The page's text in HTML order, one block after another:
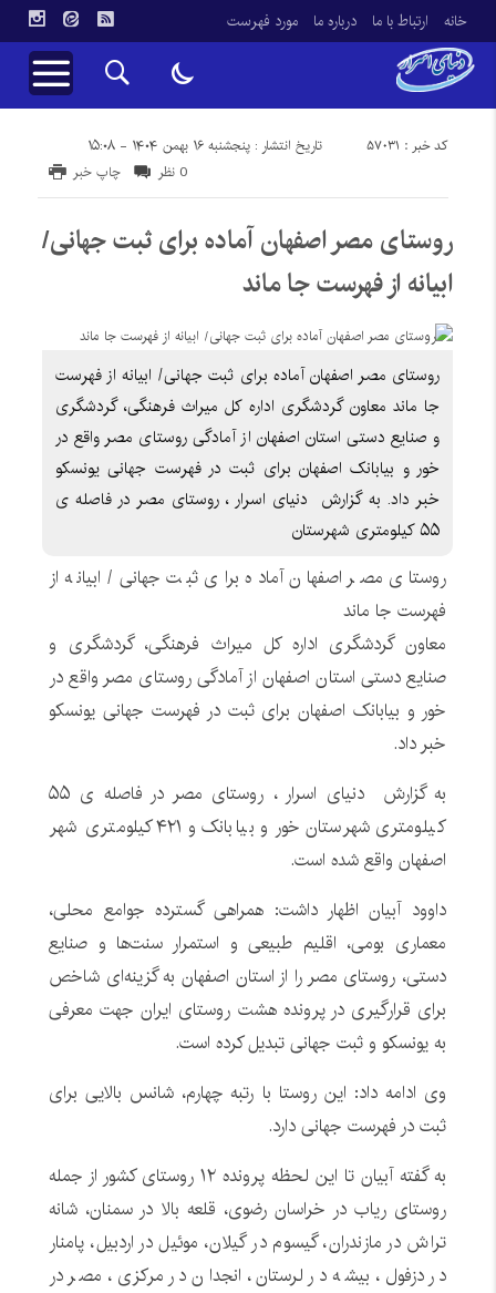
خانه ارتباط با ما درباره ما مورد فهرست
تاریخ انتشار : پنجشنبه ۱۶ بهمن ۱۴۰۴ - ۱۵:۰۸ کد خبر : 57031
چاپ خبر 0 نظر
روستای مصر اصفهان آماده برای ثبت جهانی/
ابیانه از فهرست جا ماند
روستای مصر اصفهان آماده برای ثبت جهانی/ ابیانه از فهرست
جا ماند معاون گردشگری اداره کل میراث فرهنگی، گردشگری
و صنایع دستی استان اصفهان از آمادگی روستای مصر واقع در
خور و بیابانک اصفهان برای ثبت در فهرست جهانی یونسکو
خبر داد. به گزارش دنیای اسرار ، روستای مصر در فاصله ی
۵۵ کیلومتری شهرستان
روستای مصر اصفهان آماده برای ثبت جهانی/ ابیانه از
فهرست جا ماند
معاون گردشگری اداره کل میراث فرهنگی، گردشگری و
صنایع دستی استان اصفهان از آمادگی روستای مصر واقع در
خور و بیابانک اصفهان برای ثبت در فهرست جهانی یونسکو
خبر داد.
به گزارش دنیای اسرار ، روستای مصر در فاصله ی ۵۵
کیلومتری شهرستان خور و بیابانک و ۴۲۱ کیلومتری شهر
اصفهان واقع شده است.
داوود آبیان اظهار داشت: همراهی گسترده جوامع محلی،
معماری بومی، اقلیم طبیعی و استمرار سنت‌ها و صنایع
دستی، روستای مصر را از استان اصفهان به گزینه‌ای شاخص
برای قرارگیری در پرونده هشت روستای ایران جهت معرفی
به یونسکو و ثبت جهانی تبدیل کرده است.
وی ادامه داد: این روستا با رتبه چهارم، شانس بالایی برای
ثبت در فهرست جهانی دارد.
به گفته آبیان تا این لحظه پرونده ۱۲ روستای کشور از جمله
روستای ریاب در خراسان رضوی، قلعه بالا در سمنان، شانه
تراش در مازندران، گیسوم در گیلان، موئیل در اردبیل، پامنار
در دزفول، بیشه در لرستان، انجدان در مرکزی، مصر در